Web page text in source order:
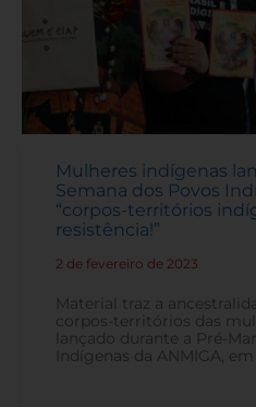
Mulheres indígenas
Semana dos Povos
“corpos-territórios
resistência!”
2 de fevereiro de 2023
Material traz a
corpos-territórios das
lançado durante a Pré-
Indígenas da ANMIGA,